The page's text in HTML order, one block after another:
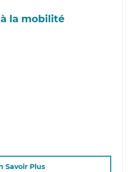
la mobilité
Savoir Plus